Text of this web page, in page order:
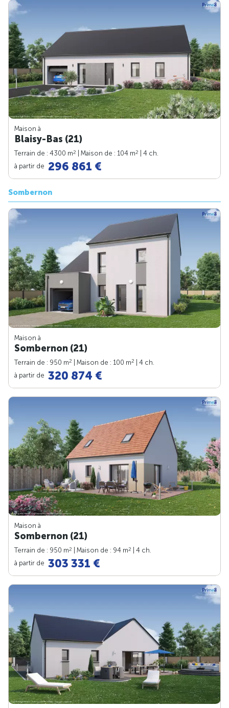
Maison à
Blaisy-Bas (21)
Terrain de : 4300 m2 | Maison de : 104 m2
| 4 ch.
à partir de 296 861 €
Sombernon
Maison à
Sombernon (21)
Terrain de : 950 m2 | Maison de : 100 m2
| 4 ch.
à partir de 320 874 €
Maison à
Sombernon (21)
Terrain de : 950 m2 | Maison de : 94 m2
| 4 ch.
à partir de 303 331 €